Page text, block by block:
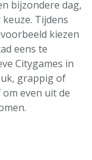
bijzondere dag,
Tijdens
kiezen
eens te
Citygames in
grappig of
even uit de